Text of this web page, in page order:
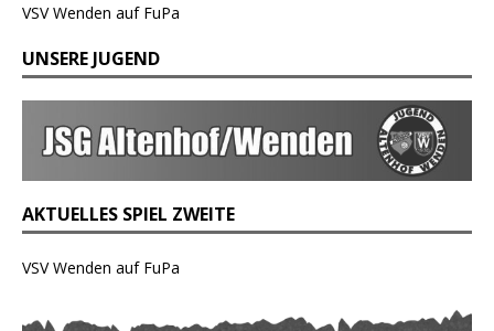
VSV Wenden auf FuPa
UNSERE JUGEND
AKTUELLES SPIEL ZWEITE
VSV Wenden auf FuPa